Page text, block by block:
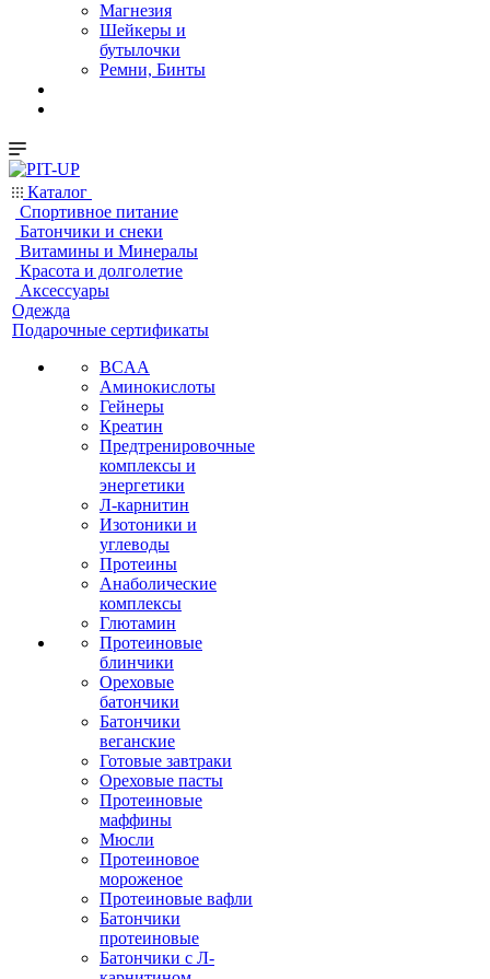
Магнезия
Шейкеры и
бутылочки
Ремни, Бинты
Каталог
Спортивное питание
Батончики и снеки
Витамины и Минералы
Красота и долголетие
Аксессуары
Одежда
Подарочные сертификаты
BCAA
Аминокислоты
Гейнеры
Креатин
Предтренировочные
комплексы и
энергетики
Л-карнитин
Изотоники и
углеводы
Протеины
Анаболические
комплексы
Глютамин
Протеиновые
блинчики
Ореховые
батончики
Батончики
веганские
Готовые завтраки
Ореховые пасты
Протеиновые
маффины
Мюсли
Протеиновое
мороженое
Протеиновые вафли
Батончики
протеиновые
Батончики с Л-